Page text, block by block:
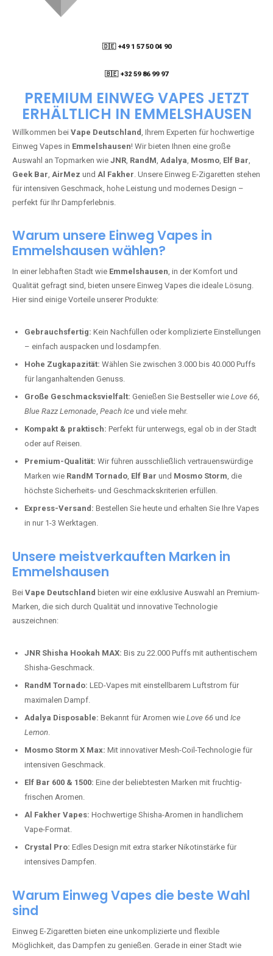
🇩🇪 +49 1 57 50 04 90
🇧🇪 +32 59 86 99 97
PREMIUM EINWEG VAPES JETZT
ERHÄLTLICH IN EMMELSHAUSEN
Willkommen bei Vape Deutschland, Ihrem Experten für hochwertige
Einweg Vapes in Emmelshausen! Wir bieten Ihnen eine große
Auswahl an Topmarken wie JNR, RandM, Adalya, Mosmo, Elf Bar,
Geek Bar, AirMez und Al Fakher. Unsere Einweg E-Zigaretten stehen
für intensiven Geschmack, hohe Leistung und modernes Design –
perfekt für Ihr Dampferlebnis.
Warum unsere Einweg Vapes in
Emmelshausen wählen?
In einer lebhaften Stadt wie Emmelshausen, in der Komfort und
Qualität gefragt sind, bieten unsere Einweg Vapes die ideale Lösung.
Hier sind einige Vorteile unserer Produkte:
Gebrauchsfertig: Kein Nachfüllen oder komplizierte Einstellungen
– einfach auspacken und losdampfen.
Hohe Zugkapazität: Wählen Sie zwischen 3.000 bis 40.000 Puffs
für langanhaltenden Genuss.
Große Geschmacksvielfalt: Genießen Sie Bestseller wie Love 66,
Blue Razz Lemonade, Peach Ice und viele mehr.
Kompakt & praktisch: Perfekt für unterwegs, egal ob in der Stadt
oder auf Reisen.
Premium-Qualität: Wir führen ausschließlich vertrauenswürdige
Marken wie RandM Tornado, Elf Bar und Mosmo Storm, die
höchste Sicherheits- und Geschmackskriterien erfüllen.
Express-Versand: Bestellen Sie heute und erhalten Sie Ihre Vapes
in nur 1-3 Werktagen.
Unsere meistverkauften Marken in
Emmelshausen
Bei Vape Deutschland bieten wir eine exklusive Auswahl an Premium-
Marken, die sich durch Qualität und innovative Technologie
auszeichnen:
JNR Shisha Hookah MAX: Bis zu 22.000 Puffs mit authentischem
Shisha-Geschmack.
RandM Tornado: LED-Vapes mit einstellbarem Luftstrom für
maximalen Dampf.
Adalya Disposable: Bekannt für Aromen wie Love 66 und Ice
Lemon.
Mosmo Storm X Max: Mit innovativer Mesh-Coil-Technologie für
intensiven Geschmack.
Elf Bar 600 & 1500: Eine der beliebtesten Marken mit fruchtig-
frischen Aromen.
Al Fakher Vapes: Hochwertige Shisha-Aromen in handlichem
Vape-Format.
Crystal Pro: Edles Design mit extra starker Nikotinstärke für
intensives Dampfen.
Warum Einweg Vapes die beste Wahl
sind
Einweg E-Zigaretten bieten eine unkomplizierte und flexible
Möglichkeit, das Dampfen zu genießen. Gerade in einer Stadt wie